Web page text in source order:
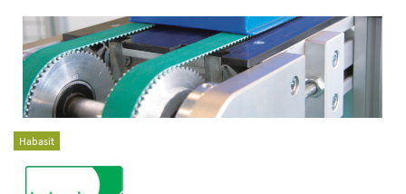
Habasit